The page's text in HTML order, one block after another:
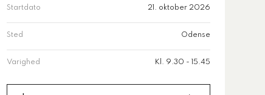
Startdato 21. oktober 2026
Sted Odense
Varighed Kl. 9.30 - 15.45